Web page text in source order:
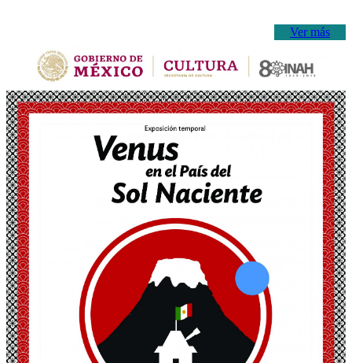
Ver más